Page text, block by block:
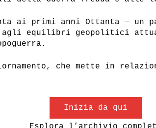
ai primi anni Ottanta — un
agli equilibri geopolitici
che mette in
Inizia da qui